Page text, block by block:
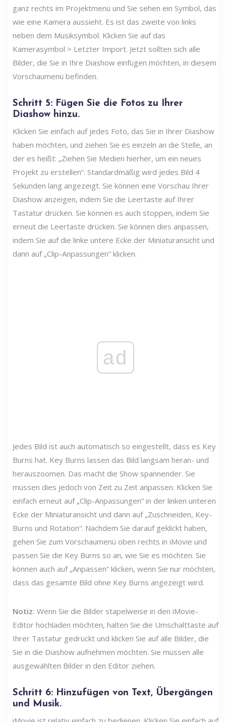
ganz rechts im Projektmenü und Sie sehen ein Symbol, das
wie eine Kamera aussieht. Es ist das zweite von links
neben dem Musiksymbol. Klicken Sie auf das
Kamerasymbol > Letzter Import. Jetzt sollten sich alle
Bilder, die Sie in Ihre Diashow einfügen möchten, in diesem
Vorschaumenü befinden.
Schritt 5: Fügen Sie die Fotos zu Ihrer
Diashow hinzu.
Klicken Sie einfach auf jedes Foto, das Sie in Ihrer Diashow
haben möchten, und ziehen Sie es einzeln an die Stelle, an
der es heißt: „Ziehen Sie Medien hierher, um ein neues
Projekt zu erstellen“. Standardmäßig wird jedes Bild 4
Sekunden lang angezeigt. Sie können eine Vorschau Ihrer
Diashow anzeigen, indem Sie die Leertaste auf Ihrer
Tastatur drücken. Sie können es auch stoppen, indem Sie
erneut die Leertaste drücken. Sie können dies anpassen,
indem Sie auf die linke untere Ecke der Miniaturansicht und
dann auf „Clip-Anpassungen“ klicken.
ad
Jedes Bild ist auch automatisch so eingestellt, dass es Key
Burns hat. Key Burns lassen das Bild langsam heran- und
herauszoomen. Das macht die Show spannender. Sie
müssen dies jedoch von Zeit zu Zeit anpassen. Klicken Sie
einfach erneut auf „Clip-Anpassungen“ in der linken unteren
Ecke der Miniaturansicht und dann auf „Zuschneiden, Key-
Burns und Rotation“. Nachdem Sie darauf geklickt haben,
gehen Sie zum Vorschaumenü oben rechts in iMovie und
passen Sie die Key Burns so an, wie Sie es möchten. Sie
können auch auf „Anpassen“ klicken, wenn Sie nur möchten,
dass das gesamte Bild ohne Key Burns angezeigt wird.
Notiz: Wenn Sie die Bilder stapelweise in den iMovie-
Editor hochladen möchten, halten Sie die Umschalttaste auf
Ihrer Tastatur gedrückt und klicken Sie auf alle Bilder, die
Sie in die Diashow aufnehmen möchten. Sie müssen alle
ausgewählten Bilder in den Editor ziehen.
Schritt 6: Hinzufügen von Text, Übergängen
und Musik.